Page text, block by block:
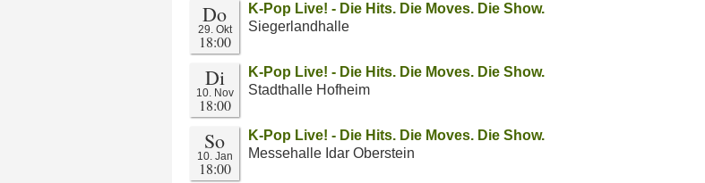
Do
29. Okt
18:00
K-Pop Live! - Die Hits. Die Moves. Die Show.
Siegerlandhalle
Di
10. Nov
18:00
K-Pop Live! - Die Hits. Die Moves. Die Show.
Stadthalle Hofheim
So
10. Jan
18:00
K-Pop Live! - Die Hits. Die Moves. Die Show.
Messehalle Idar Oberstein